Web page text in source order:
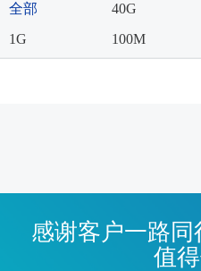
全部 40G
1G
100M
感谢客户一路同
值